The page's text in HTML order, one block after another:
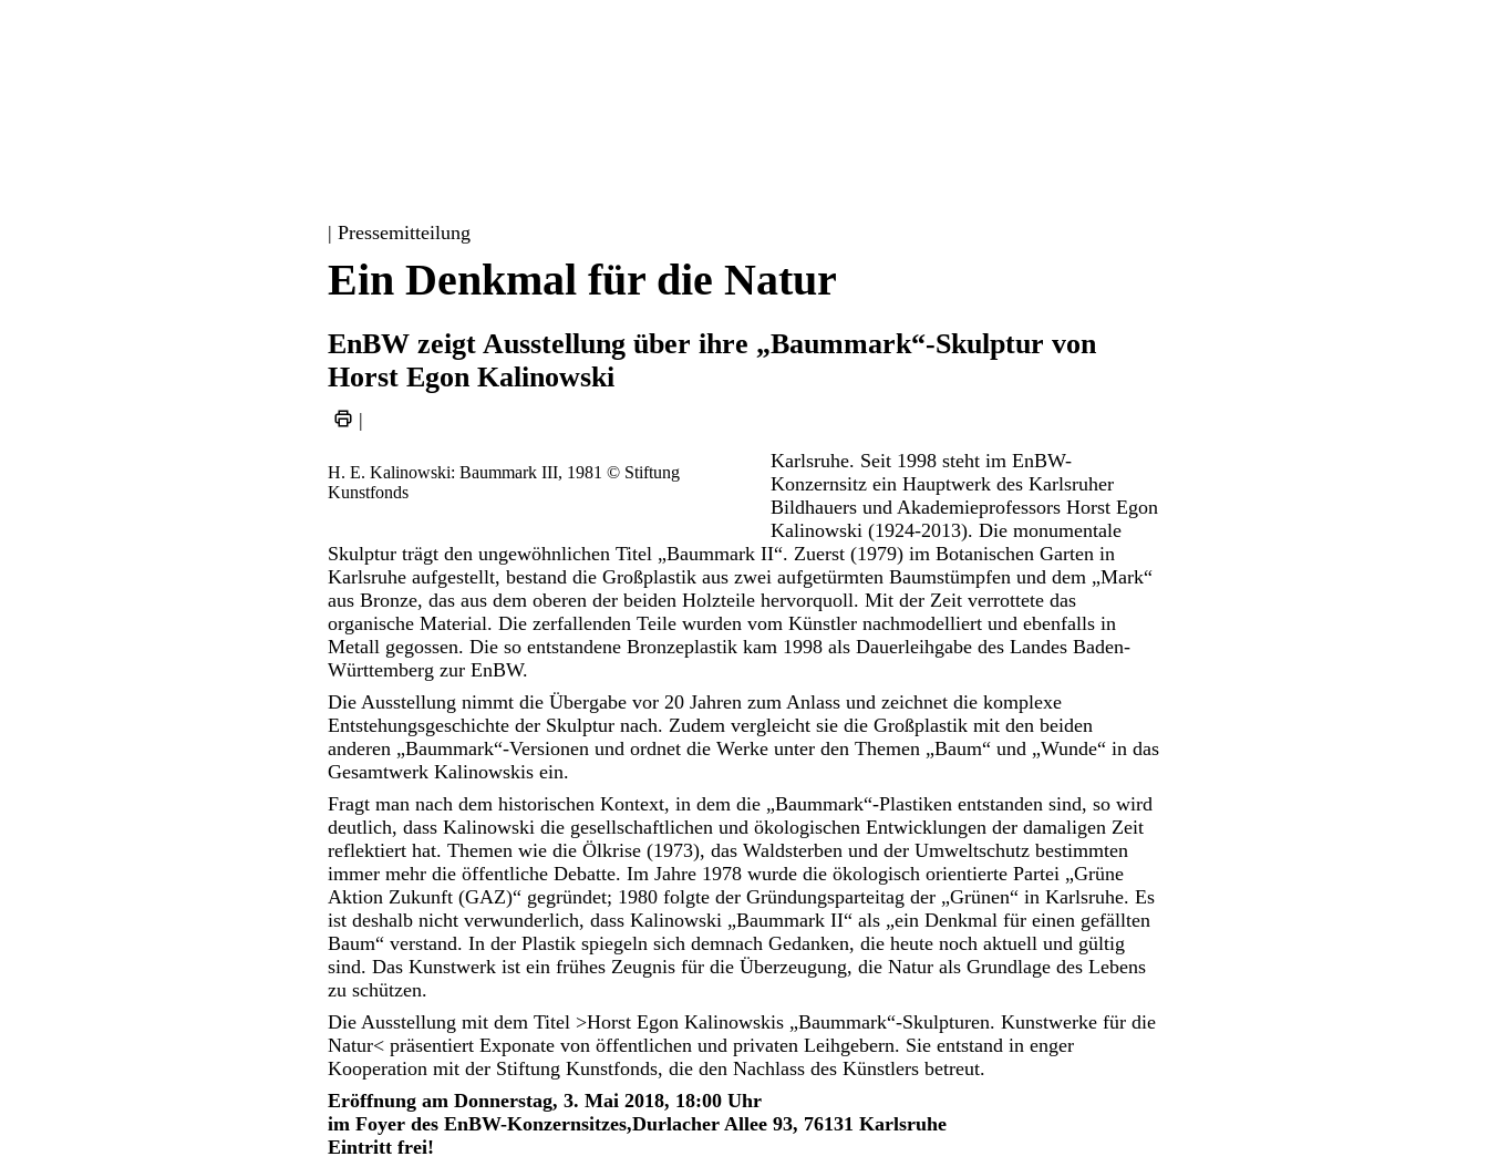
| Pressemitteilung
Ein Denkmal für die Natur
EnBW zeigt Ausstellung über ihre „Baummark“-Skulptur von
Horst Egon Kalinowski
|
H. E. Kalinowski: Baummark III, 1981 © Stiftung
Kunstfonds
Karlsruhe. Seit 1998 steht im EnBW-
Konzernsitz ein Hauptwerk des Karlsruher
Bildhauers und Akademieprofessors Horst Egon
Kalinowski (1924-2013). Die monumentale
Skulptur trägt den ungewöhnlichen Titel „Baummark II“. Zuerst (1979) im Botanischen Garten in
Karlsruhe aufgestellt, bestand die Großplastik aus zwei aufgetürmten Baumstümpfen und dem „Mark“
aus Bronze, das aus dem oberen der beiden Holzteile hervorquoll. Mit der Zeit verrottete das
organische Material. Die zerfallenden Teile wurden vom Künstler nachmodelliert und ebenfalls in
Metall gegossen. Die so entstandene Bronzeplastik kam 1998 als Dauerleihgabe des Landes Baden-
Württemberg zur EnBW.
Die Ausstellung nimmt die Übergabe vor 20 Jahren zum Anlass und zeichnet die komplexe
Entstehungsgeschichte der Skulptur nach. Zudem vergleicht sie die Großplastik mit den beiden
anderen „Baummark“-Versionen und ordnet die Werke unter den Themen „Baum“ und „Wunde“ in das
Gesamtwerk Kalinowskis ein.
Fragt man nach dem historischen Kontext, in dem die „Baummark“-Plastiken entstanden sind, so wird
deutlich, dass Kalinowski die gesellschaftlichen und ökologischen Entwicklungen der damaligen Zeit
reflektiert hat. Themen wie die Ölkrise (1973), das Waldsterben und der Umweltschutz bestimmten
immer mehr die öffentliche Debatte. Im Jahre 1978 wurde die ökologisch orientierte Partei „Grüne
Aktion Zukunft (GAZ)“ gegründet; 1980 folgte der Gründungsparteitag der „Grünen“ in Karlsruhe. Es
ist deshalb nicht verwunderlich, dass Kalinowski „Baummark II“ als „ein Denkmal für einen gefällten
Baum“ verstand. In der Plastik spiegeln sich demnach Gedanken, die heute noch aktuell und gültig
sind. Das Kunstwerk ist ein frühes Zeugnis für die Überzeugung, die Natur als Grundlage des Lebens
zu schützen.
Die Ausstellung mit dem Titel >Horst Egon Kalinowskis „Baummark“-Skulpturen. Kunstwerke für die
Natur< präsentiert Exponate von öffentlichen und privaten Leihgebern. Sie entstand in enger
Kooperation mit der Stiftung Kunstfonds, die den Nachlass des Künstlers betreut.
Eröffnung am Donnerstag, 3. Mai 2018, 18:00 Uhr
im Foyer des EnBW-Konzernsitzes,Durlacher Allee 93, 76131 Karlsruhe
Eintritt frei!